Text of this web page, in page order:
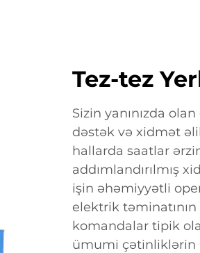
Tez-tez
Sizin yanınızda
dəstək və xidmət
hallarda saatlar
addımlandırılmış
işin əhəmiyyətli
elektrik təminatının
komandalar tipik
ümumi çətinliklərin